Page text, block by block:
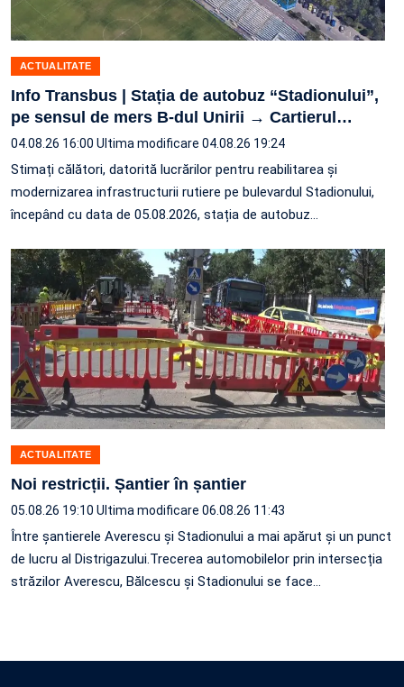
ACTUALITATE
Info Transbus | Stația de autobuz “Stadionului”,
pe sensul de mers B-dul Unirii → Cartierul …
04.08.26 16:00 Ultima modificare 04.08.26 19:24
Stimați călători, datorită lucrărilor pentru reabilitarea și
modernizarea infrastructurii rutiere pe bulevardul Stadionului,
începând cu data de 05.08.2026, stația de autobuz…
ACTUALITATE
Noi restricții. Șantier în șantier
05.08.26 19:10 Ultima modificare 06.08.26 11:43
Între șantierele Averescu și Stadionului a mai apărut și un punct
de lucru al Distrigazului.Trecerea automobilelor prin intersecția
străzilor Averescu, Bălcescu și Stadionului se face…